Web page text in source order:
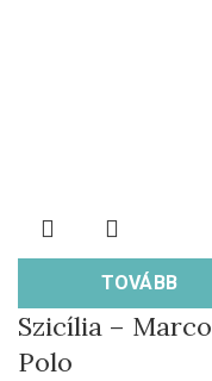
TOVÁBB
Szicília – Marco
Polo